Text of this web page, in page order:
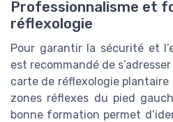
Professionnalisme et
réflexologie
Pour garantir la sécurité et
est recommandé de
carte de réflexologie plantaire
zones réflexes du pied
bonne formation permet